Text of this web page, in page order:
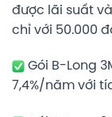
được lãi suất
chỉ với 50.000
Gói B-Long
7,4%/năm với